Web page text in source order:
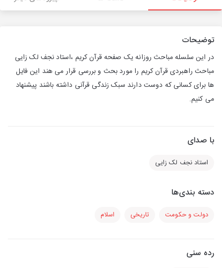
توضیحات
در این سلسله مباحث روزانه یک صفحه قرآن کریم ،استاد نجف لک زایی
مباحث راهبردی قرآن کریم را مورد بحث و بررسی قرار می هند این فایل
ها برای کسانی که دوست دارند سبک زندگی قرآنی داشته باشند پیشنهاد
می کنیم.
با صدای
استاد نجف لک زایی
دسته بندی‌ها
دولت و حکومت تاریخی اسلام
رده سنی